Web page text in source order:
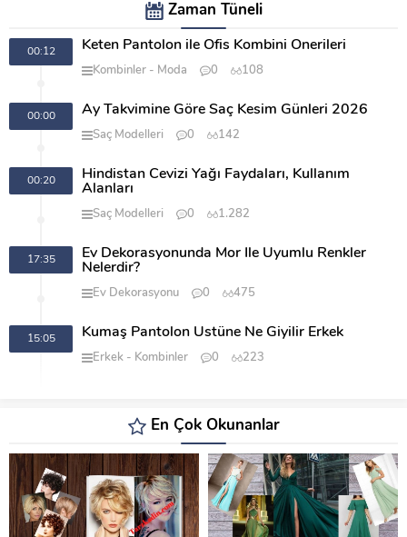
Zaman Tüneli
00:12 Keten Pantolon ile Ofis Kombini Önerileri
Kombinler Moda 0 108
00:00 Ay Takvimine Göre Saç Kesim Günleri 2026
Saç Modelleri 0 142
00:20
Hindistan Cevizi Yağı Faydaları, Kullanım
Alanları
Saç Modelleri 0 1.282
17:35
Ev Dekorasyonunda Mor İle Uyumlu Renkler
Nelerdir?
Ev Dekorasyonu 0 475
15:05 Kumaş Pantolon Üstüne Ne Giyilir Erkek
Erkek Kombinler 0 223
En Çok Okunanlar